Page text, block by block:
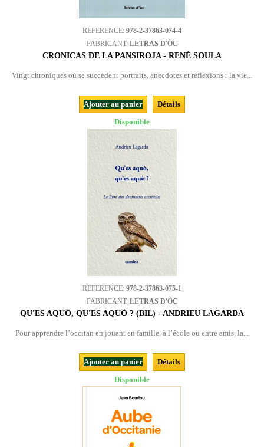
REFERENCE: 978-2-37863-074-4
FABRICANT: LETRAS D'ÒC
CRONICAS DE LA PANSIROJA - RENÉ SOULA
Vingt chroniques où se succèdent portraits, anecdotes et réflexions : la vie...
Ajouter au panier
Détails
Disponible
REFERENCE: 978-2-37863-075-1
FABRICANT: LETRAS D'ÒC
QU'ES AQUÒ, QU'ES AQUÒ ? (BIL) - ANDRIEU LAGARDA
Pour apprendre l’occitan en jouant en famille, à l’école ou entre amis, la...
Ajouter au panier
Détails
Disponible